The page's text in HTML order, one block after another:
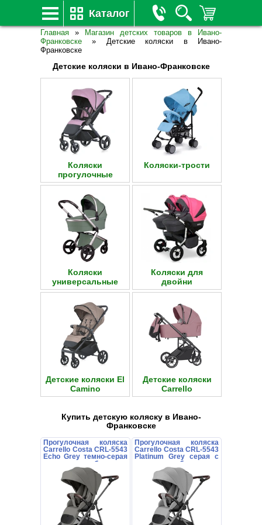
Каталог
Главная »
Магазин детских товаров в Ивано-
Франковске
» Детские коляски в Ивано-
Франковске
Детские коляски в Ивано-Франковске
Коляски
прогулочные
Коляски-трости
Коляски
универсальные
Коляски для
двойни
Детские коляски El
Camino
Детские коляски
Carrello
Купить детскую коляску в Ивано-
Франковске
Прогулочная коляска
Carrello Costa CRL-5543
Echo Grey темно-серая
с поворотным блоком
Прогулочная коляска
Carrello Costa CRL-5543
Platinum Grey серая с
поворотным блоком